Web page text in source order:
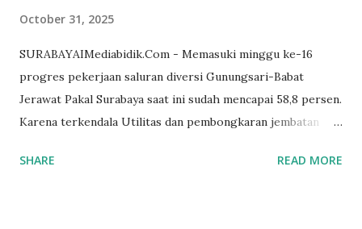
October 31, 2025
SURABAYAIMediabidik.Com - Memasuki minggu ke-16
progres pekerjaan saluran diversi Gunungsari-Babat
Jerawat Pakal Surabaya saat ini sudah mencapai 58,8 persen.
Karena terkendala Utilitas dan pembongkaran jembatan
disampaikan Iwan Tri Eristanto Project Manager PT
SHARE READ MORE